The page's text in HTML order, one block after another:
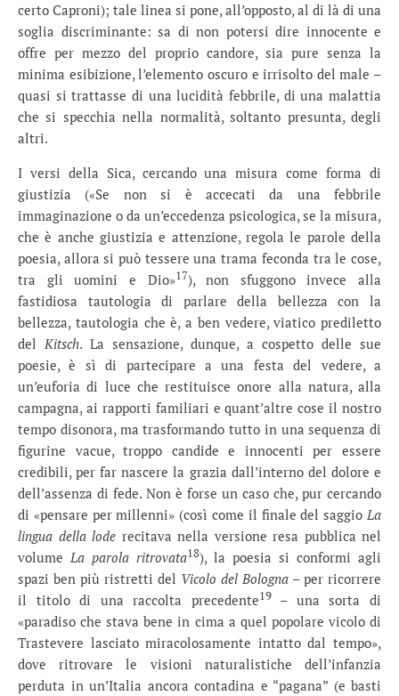
certo Caproni); tale linea si pone, all’opposto, al di là di una
soglia discriminante: sa di non potersi dire innocente e
offre per mezzo del proprio candore, sia pure senza la
minima esibizione, l’elemento oscuro e irrisolto del male –
quasi si trattasse di una lucidità febbrile, di una malattia
che si specchia nella normalità, soltanto presunta, degli
altri.
I versi della Sica, cercando una misura come forma di
giustizia («Se non si è accecati da una febbrile
immaginazione o da un’eccedenza psicologica, se la misura,
che è anche giustizia e attenzione, regola le parole della
poesia, allora si può tessere una trama feconda tra le cose,
tra gli uomini e Dio»17), non sfuggono invece alla
fastidiosa tautologia di parlare della bellezza con la
bellezza, tautologia che è, a ben vedere, viatico prediletto
del Kitsch. La sensazione, dunque, a cospetto delle sue
poesie, è sì di partecipare a una festa del vedere, a
un’euforia di luce che restituisce onore alla natura, alla
campagna, ai rapporti familiari e quant’altre cose il nostro
tempo disonora, ma trasformando tutto in una sequenza di
figurine vacue, troppo candide e innocenti per essere
credibili, per far nascere la grazia dall’interno del dolore e
dell’assenza di fede. Non è forse un caso che, pur cercando
di «pensare per millenni» (così come il finale del saggio La
lingua della lode recitava nella versione resa pubblica nel
volume La parola ritrovata18), la poesia si conformi agli
spazi ben più ristretti del Vicolo del Bologna – per ricorrere
il titolo di una raccolta precedente19– una sorta di
«paradiso che stava bene in cima a quel popolare vicolo di
Trastevere lasciato miracolosamente intatto dal tempo»,
dove ritrovare le visioni naturalistiche dell’infanzia
perduta in un’Italia ancora contadina e “pagana” (e basti